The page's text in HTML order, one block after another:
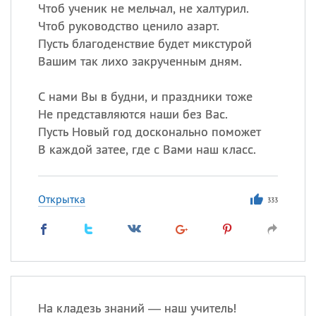
Чтоб ученик не мельчал, не халтурил.
Чтоб руководство ценило азарт.
Пусть благоденствие будет микстурой
Вашим так лихо закрученным дням.
С нами Вы в будни, и праздники тоже
Не представляются наши без Вас.
Пусть Новый год досконально поможет
В каждой затее, где с Вами наш класс.
Открытка 333
На кладезь знаний — наш учитель!
Сегодня празднуют именины
Сергей, Теодор,
Посмотреть значение
происхождение